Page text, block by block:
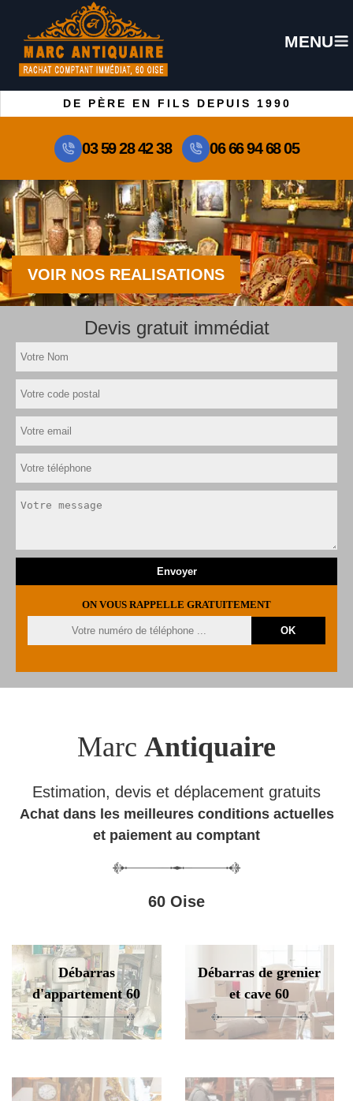
MENU
DE PÈRE EN FILS DEPUIS 1990
03 59 28 42 38 06 66 94 68 05
VOIR NOS REALISATIONS
Devis gratuit immédiat
ON VOUS RAPPELLE GRATUITEMENT
Marc Antiquaire
Estimation, devis et déplacement gratuits
Achat dans les meilleures conditions actuelles
et paiement au comptant
60 Oise
Débarras
d'appartement 60
Débarras de grenier
et cave 60